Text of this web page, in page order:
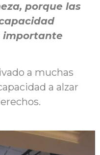
porque las
importante
a muchas
a alzar